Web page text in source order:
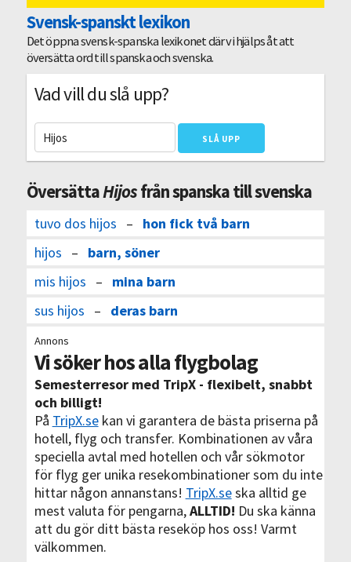
Svensk-spanskt lexikon
Det öppna svensk-spanska lexikonet där vi hjälps åt att
översätta ord till spanska och svenska.
Vad vill du slå upp?
ÖversättaHijosfrån spanska till svenska
tuvo dos hijos – hon fick två barn
hijos – barn, söner
mis hijos – mina barn
sus hijos – deras barn
Annons
Vi söker hos alla flygbolag
Semesterresor med TripX - flexibelt, snabbt
och billigt!
På TripX.sekan vi garantera de bästa priserna på
hotell, flyg och transfer. Kombinationen av våra
speciella avtal med hotellen och vår sökmotor
för flyg ger unika resekombinationer som du inte
hittar någon annanstans! TripX.seska alltid ge
mest valuta för pengarna,ALLTID! Du ska känna
att du gör ditt bästa reseköp hos oss! Varmt
välkommen.